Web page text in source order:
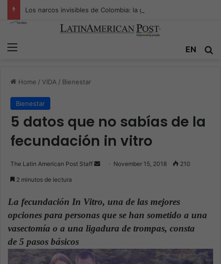
EN
Home / VIDA / Bienestar
Bienestar
5 datos que no sabías de la
fecundación in vitro
The Latin American Post Staff
d
November 15, 2018 210
2 minutos de lectura
La fecundación In Vitro, una de las mejores
opciones para personas que se han sometido a una
vasectomía o a una ligadura de trompas, consta
de 5 pasos básicos